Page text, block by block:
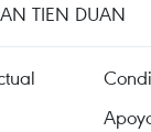
TIEN DUAN